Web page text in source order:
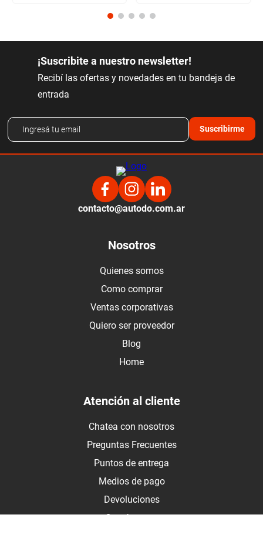
¡Suscribite a nuestro newsletter!
Recibí las ofertas y novedades en tu bandeja de
entrada
Suscribirme
contacto@autodo.com.ar
Nosotros
Quienes somos
Como comprar
Ventas corporativas
Quiero ser proveedor
Blog
Home
Atención al cliente
Chatea con nosotros
Preguntas Frecuentes
Puntos de entrega
Medios de pago
Devoluciones
Contáctanos